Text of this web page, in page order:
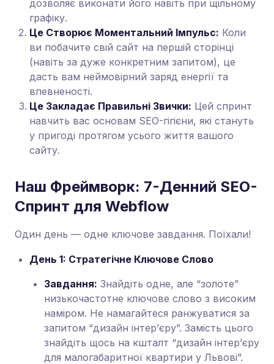
дозволяє виконати його навіть при щільному
графіку.
Це Створює Моментальний Імпульс: Коли
ви побачите свій сайт на першій сторінці
(навіть за дуже конкретним запитом), це
дасть вам неймовірний заряд енергії та
впевненості.
Це Закладає Правильні Звички: Цей спринт
навчить вас основам SEO-гігієни, які стануть
у пригоді протягом усього життя вашого
сайту.
Наш Фреймворк: 7-Денний SEO-
Спринт для Webflow
Один день — одне ключове завдання. Поїхали!
День 1: Стратегічне Ключове Слово
Завдання: Знайдіть одне, але “золоте”
низькочастотне ключове слово з високим
наміром. Не намагайтеся ранжуватися за
запитом “дизайн інтер’єру”. Замість цього
знайдіть щось на кшталт “дизайн інтер’єру
для малогабаритної квартири у Львові”.